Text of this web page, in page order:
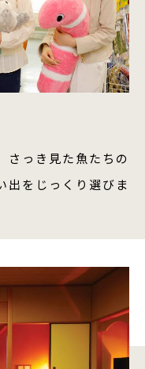
さっき見た魚たちの
出をじっくり選びま